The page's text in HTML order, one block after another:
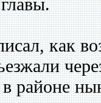
как
районе